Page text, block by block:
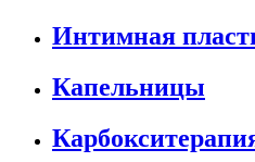
Интимная
Капельницы